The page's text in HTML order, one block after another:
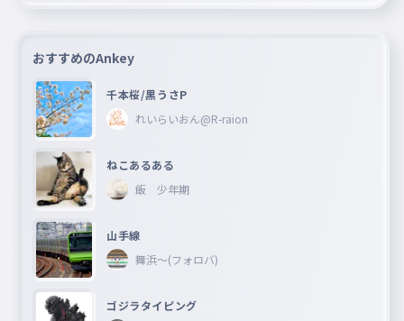
082 メロディー
メロディー
083 リリー
リリー
084 ピアス
ピアス
085 ケンジ
ケンジ
086 ドラコ
ドラコ
おすすめのAnkey
千本桜/黒うさP
れいらいおん@R-raion
ねこあるある
飯 少年期
山手線
舞浜〜(フォロバ)
ゴジラタイピング